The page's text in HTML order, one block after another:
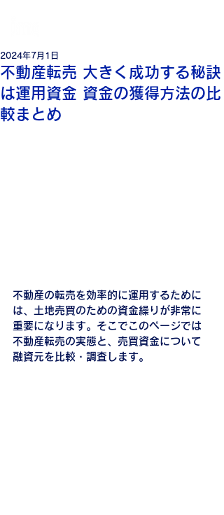
不動産転売 大きく成功する秘訣
は運用資金 資金の獲得方法の比
較まとめ
2024年7月1日
不動産の転売を効率的に運用するために
は、土地売買のための資金繰りが非常に
重要になります。そこでこのページでは
不動産転売の実態と、売買資金について
融資元を比較・調査します。